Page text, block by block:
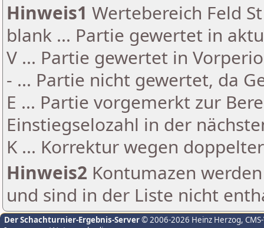
Hinweis1 Wertebereich Feld
blank ... Partie gewertet in
V ... Partie gewertet in
- ... Partie nicht gewertet, da
E ... Partie vorgemerkt zur
Einstiegselozahl in der
K ... Korrektur wegen
Hinweis2 Kontumazen
und sind in der Liste nicht
Der Schachturnier-Ergebnis-Server© 2006-2026 Heinz Herzog,